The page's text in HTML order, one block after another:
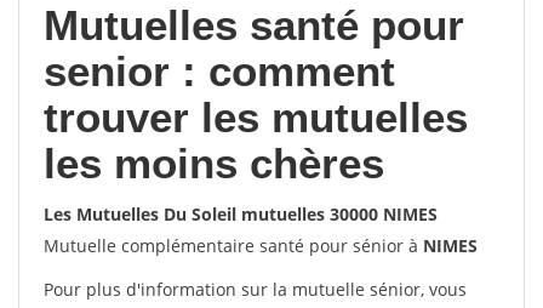
Mutuelles santé pour
senior : comment
trouver les mutuelles
les moins chères
Les Mutuelles Du Soleil mutuelles 30000 NIMES
Mutuelle complémentaire santé pour sénior à NIMES
Pour plus d'information sur la mutuelle sénior, vous